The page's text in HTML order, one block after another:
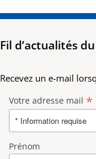
Fil d’actualités
Recevez un e-mail
Votre adresse mail *
Prénom